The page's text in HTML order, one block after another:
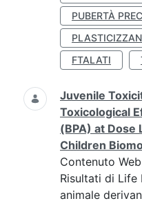
PUBERTÀ
FTALATI
Juvenile
Toxicological
(BPA) at Dose
Children
Contenuto Web
Risultati di Life
animale